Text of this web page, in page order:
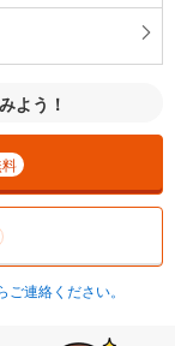
よう！
連絡ください。